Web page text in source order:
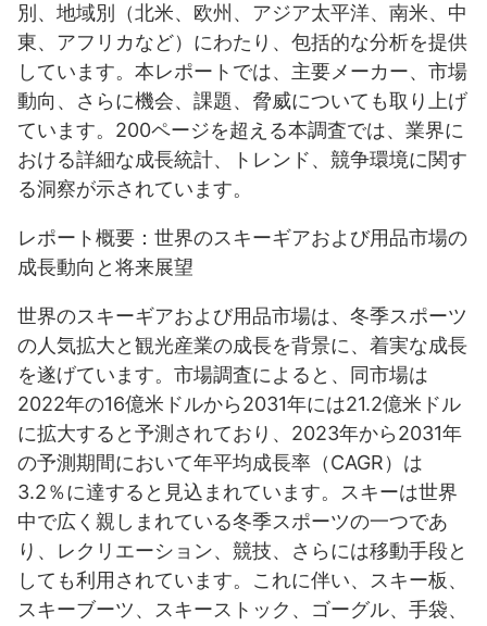
別、地域別（北米、欧州、アジア太平洋、南米、中
東、アフリカなど）にわたり、包括的な分析を提供
しています。本レポートでは、主要メーカー、市場
動向、さらに機会、課題、脅威についても取り上げ
ています。200ページを超える本調査では、業界に
おける詳細な成長統計、トレンド、競争環境に関す
る洞察が示されています。
レポート概要：世界のスキーギアおよび用品市場の
成長動向と将来展望
世界のスキーギアおよび用品市場は、冬季スポーツ
の人気拡大と観光産業の成長を背景に、着実な成長
を遂げています。市場調査によると、同市場は
2022年の16億米ドルから2031年には21.2億米ドル
に拡大すると予測されており、2023年から2031年
の予測期間において年平均成長率（CAGR）は
3.2％に達すると見込まれています。スキーは世界
中で広く親しまれている冬季スポーツの一つであ
り、レクリエーション、競技、さらには移動手段と
しても利用されています。これに伴い、スキー板、
スキーブーツ、スキーストック、ゴーグル、手袋、